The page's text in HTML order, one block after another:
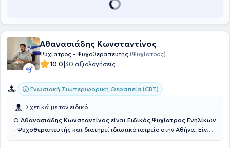
Αθανασιάδης Κωνσταντίνος
Ψυχίατρος - Ψυχοθεραπευτής (Ψυχίατρος)
10.0|30 αξιολογήσεις
Γνωσιακή Συμπεριφορική Θεραπεία (CBT)
Σχετικά με τον ειδικό
Ο Αθανασιάδης Κωνσταντίνος είναι Ειδικός Ψυχίατρος Ενηλίκων
- Ψυχοθεραπευτής και διατηρεί ιδιωτικό ιατρείο στην Αθήνα. Είναι